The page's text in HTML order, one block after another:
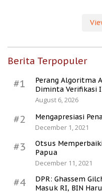
Berita Terpopuler
#1
Perang Algoritma
Diminta Verifikasi
August 6, 2026
#2
Mengapresiasi
December 1, 2021
#3
Otsus
Papua
December 11, 2021
#4
DPR: Ghassem
Masuk RI, BIN